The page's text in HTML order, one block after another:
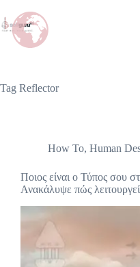
Tag Reflector
How To, Human
Ποιος είναι ο Τύπος σου
Ανακάλυψε πώς